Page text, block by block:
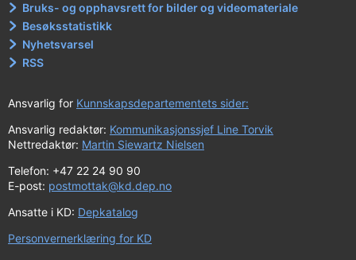
Bruks- og opphavsrett for bilder og videomateriale
Besøksstatistikk
Nyhetsvarsel
RSS
Ansvarlig for Kunnskapsdepartementets sider:
Ansvarlig redaktør: Kommunikasjonssjef Line Torvik
Nettredaktør: Martin Siewartz Nielsen
Telefon: +47 22 24 90 90
E-post: postmottak@kd.dep.no
Ansatte i KD: Depkatalog
Personvernerklæring for KD